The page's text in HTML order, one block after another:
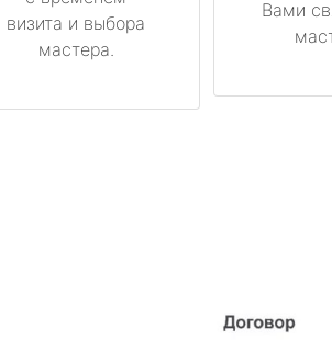
визита и выбора
мастера.
Вами